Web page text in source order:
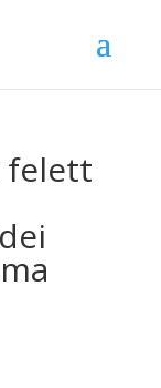
felett